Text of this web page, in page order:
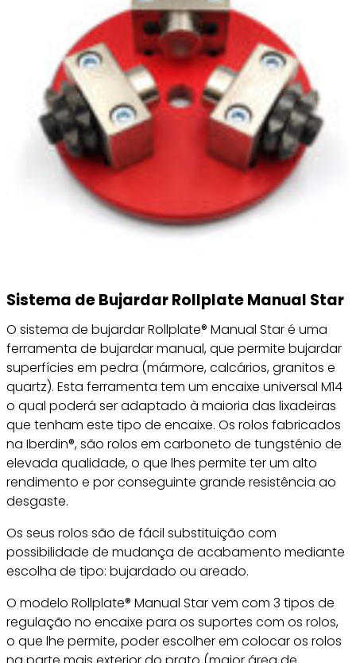
Sistema de Bujardar Rollplate Manual Star
O sistema de bujardar Rollplate® Manual Star é uma
ferramenta de bujardar manual, que permite bujardar
superfícies em pedra (mármore, calcários, granitos e
quartz). Esta ferramenta tem um encaixe universal M14
o qual poderá ser adaptado à maioria das lixadeiras
que tenham este tipo de encaixe. Os rolos fabricados
na Iberdin®, são rolos em carboneto de tungsténio de
elevada qualidade, o que lhes permite ter um alto
rendimento e por conseguinte grande resistência ao
desgaste.
Os seus rolos são de fácil substituição com
possibilidade de mudança de acabamento mediante
escolha de tipo: bujardado ou areado.
O modelo Rollplate® Manual Star vem com 3 tipos de
regulação no encaixe para os suportes com os rolos,
o que lhe permite, poder escolher em colocar os rolos